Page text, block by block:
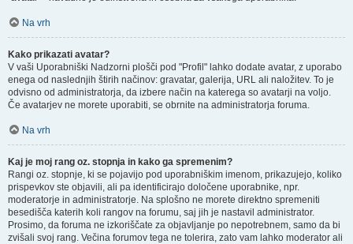
Na vrh
Kako prikazati avatar?
V vaši Uporabniški Nadzorni plošči pod "Profil" lahko dodate avatar, z uporabo
enega od naslednjih štirih načinov: gravatar, galerija, URL ali naložitev. To je
odvisno od administratorja, da izbere način na katerega so avatarji na voljo.
Če avatarjev ne morete uporabiti, se obrnite na administratorja foruma.
Na vrh
Kaj je moj rang oz. stopnja in kako ga spremenim?
Rangi oz. stopnje, ki se pojavijo pod uporabniškim imenom, prikazujejo, koliko
prispevkov ste objavili, ali pa identificirajo določene uporabnike, npr.
moderatorje in administratorje. Na splošno ne morete direktno spremeniti
besedišča katerih koli rangov na forumu, saj jih je nastavil administrator.
Prosimo, da foruma ne izkoriščate za objavljanje po nepotrebnem, samo da bi
zvišali svoj rang. Večina forumov tega ne tolerira, zato vam lahko moderator ali